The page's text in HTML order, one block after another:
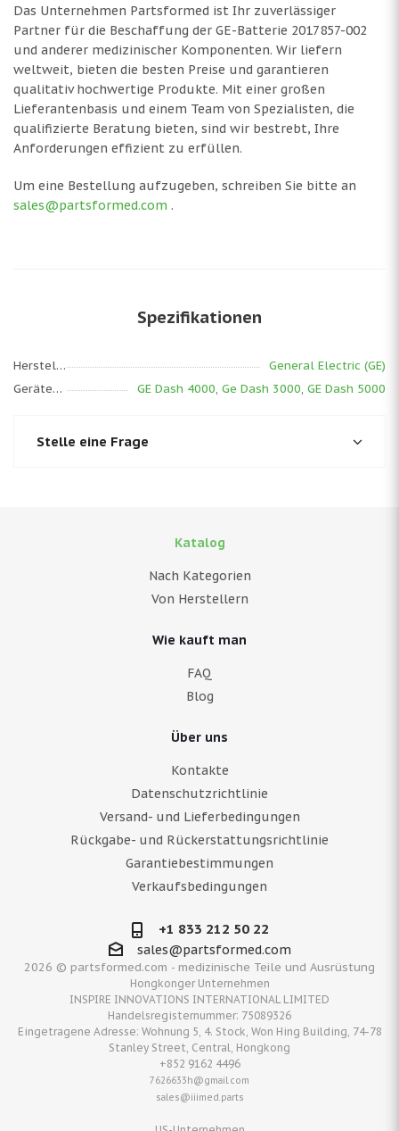
Das Unternehmen Partsformed ist Ihr zuverlässiger
Partner für die Beschaffung der GE-Batterie 2017857-002
und anderer medizinischer Komponenten. Wir liefern
weltweit, bieten die besten Preise und garantieren
qualitativ hochwertige Produkte. Mit einer großen
Lieferantenbasis und einem Team von Spezialisten, die
qualifizierte Beratung bieten, sind wir bestrebt, Ihre
Anforderungen effizient zu erfüllen.
Um eine Bestellung aufzugeben, schreiben Sie bitte an
sales@partsformed.com .
Spezifikationen
Hersteller
General Electric (GE)
Gerätemodell
GE Dash 4000, Ge Dash 3000, GE Dash 5000
Stelle eine Frage
2026 © partsformed.com - medizinische Teile und Ausrüstung
Hongkonger Unternehmen
INSPIRE INNOVATIONS INTERNATIONAL LIMITED
Handelsregisternummer: 75089326
Eingetragene Adresse: Wohnung 5, 4. Stock, Won Hing Building, 74-78
Stanley Street, Central, Hongkong
+852 9162 4496
7626633h@gmail.com
sales@iiimed.parts
Katalog
Nach Kategorien
Von Herstellern
Wie kauft man
FAQ
Blog
Über uns
Kontakte
Datenschutzrichtlinie
Versand- und Lieferbedingungen
Rückgabe- und Rückerstattungsrichtlinie
Garantiebestimmungen
Verkaufsbedingungen
+1 833 212 50 22
sales@partsformed.com